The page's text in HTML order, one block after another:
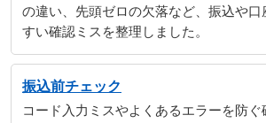
の違い、先頭ゼロの欠落など、振込や
すい確認ミスを整理しました。
振込前チェック
コード入力ミスやよくあるエラーを防